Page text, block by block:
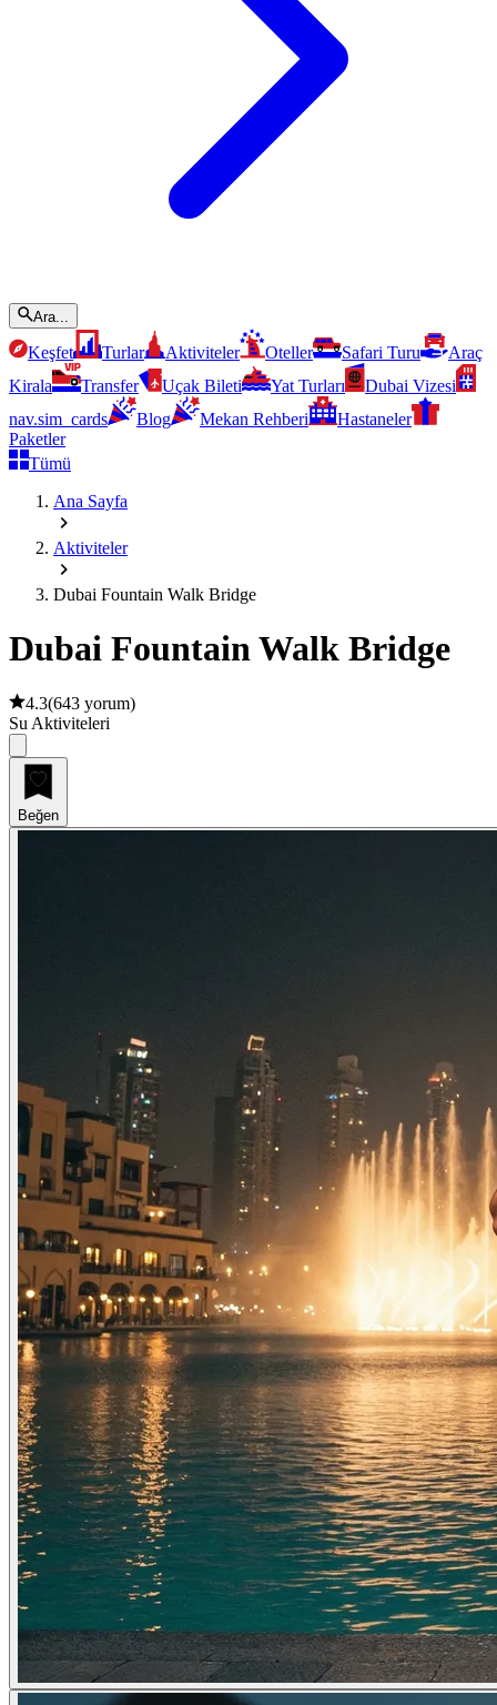
Ara...
Keşfet Turlar Aktiviteler Oteller Safari Turu
Araç
Kirala
Transfer Uçak Bileti Yat Turları
Dubai Vizesi
nav.sim_cards
Blog Mekan Rehberi
Hastaneler
Paketler
Tümü
Ana Sayfa
Aktiviteler
Dubai Fountain Walk Bridge
Dubai Fountain Walk Bridge
4.3(643 yorum)
Su Aktiviteleri
Beğen